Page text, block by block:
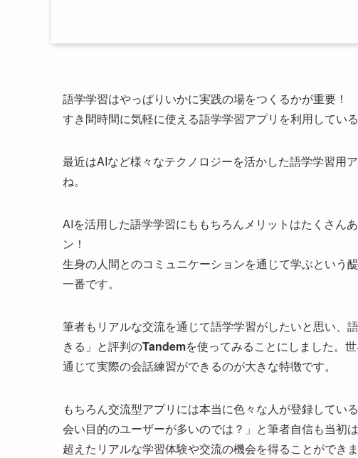
語学学習はやっぱりいかに実践の場をつくるかが重要！
すき間時間に気軽に使える語学学習アプリを利用してい
最近はAIなど様々なテクノロジーを活かした語学学習用
ね。
AIを活用した語学学習にももちろんメリットはたくさん
ン！
生身の人間とのコミュニケーションを通じて学ぶという
一番です。
筆者もリアルな交流を通じて語学学習がしたいと思い、
きる」と評判のTandemを使ってみることにしました。
通じて実際の会話練習ができるのが大きな特徴です。
もちろん交流型アプリには本当に色々な人が登録してい
会い目的のユーザーが多いのでは？」と筆者自信も当初
超えたリアルな学習体験や交流の機会を得ることができま